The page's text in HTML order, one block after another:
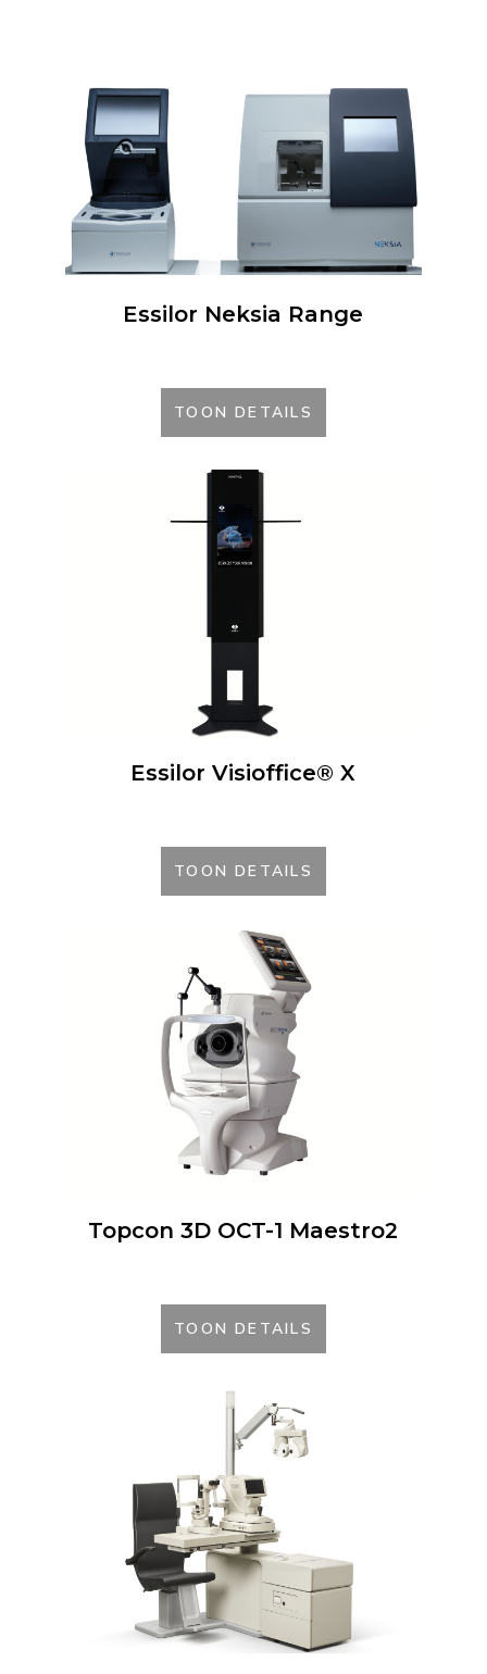
Essilor Neksia Range
TOON DETAILS
Essilor Visioffice® X
TOON DETAILS
Topcon 3D OCT-1 Maestro2
TOON DETAILS